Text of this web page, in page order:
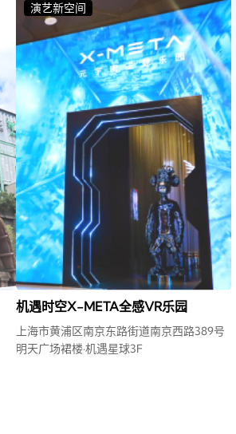
机遇时空X-META全感VR乐园
上海市黄浦区南京东路街道南京西路389号
明天广场裙楼·机遇星球3F
演艺新空间